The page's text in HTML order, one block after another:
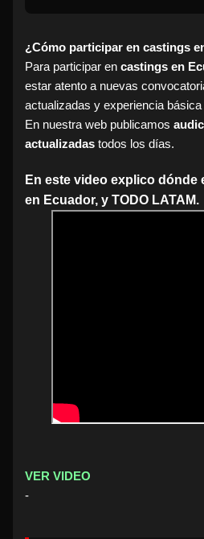
¿Cómo participar en castings
Para participar en castings en
estar atento a nuevas
actualizadas y experiencia
En nuestra web publicamos
actualizadas todos los días.
En este video explico
en Ecuador, y TODO LATAM.
VER VIDEO
-